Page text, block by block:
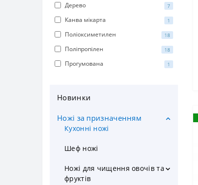
Дерево 7
Канва мікарта 1
Поліоксиметилен 18
Поліпропілен 18
Прогумована 1
Новинки
Ножі за призначенням
Кухонні ножі
Шеф ножі
Ножі для чищення овочів та
фруктів